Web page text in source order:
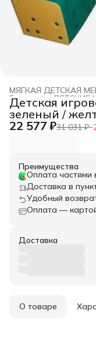
МЯГКАЯ ДЕТСКАЯ
ДЕТСКИЕ
Главная ›
Детская
зеленый /
22 577 ₽31 031 ₽−
Преимущества
Оплата частями
Доставка в
Удобный
Оплата —
Доставка
О товаре